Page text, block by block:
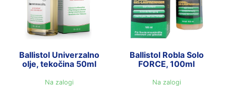
Ballistol Univerzalno
olje, tekočina 50ml
Na zalogi
Ballistol Robla Solo
FORCE, 100ml
Na zalogi